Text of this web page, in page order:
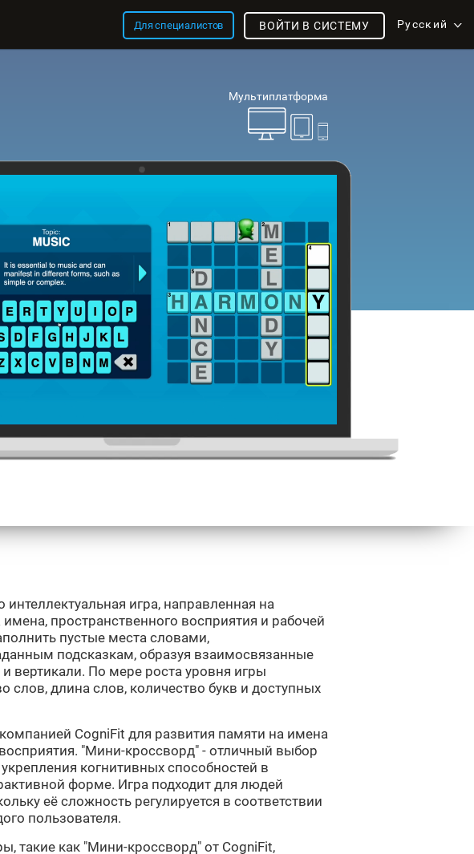
Для специалистов Русский
ВОЙТИ В СИСТЕМУ
Мультиплатформа
игра, направленная на
пространственного восприятия и рабочей
пустые места словами,
подсказкам, образуя взаимосвязанные
вертикали. По мере роста уровня игры
слов, длина слов, количество букв и доступных
CogniFit для развития памяти на имена
"Мини-кроссворд" - отличный выбор
когнитивных способностей в
форме. Игра подходит для людей
её сложность регулируется в соответствии
пользователя.
такие как "Мини-кроссворд" от CogniFit,